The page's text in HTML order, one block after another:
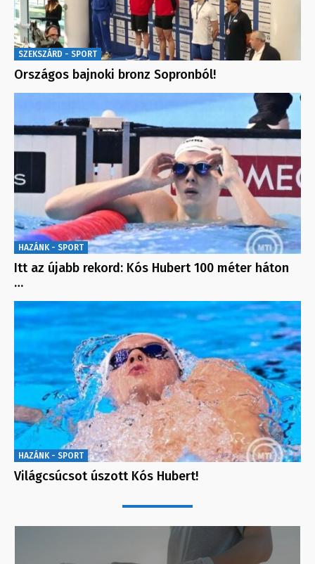
SZEKSZÁRD - SPORT
Országos bajnoki bronz Sopronból!
HAZÁNK - SPORT
Itt az újabb rekord: Kós Hubert 100 méter háton
…
HAZÁNK - SPORT
Világcsúcsot úszott Kós Hubert!